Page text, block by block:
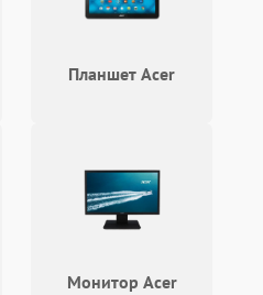
Планшет Acer
Монитор Acer